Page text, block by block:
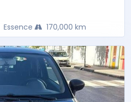
Essence 170,000 km